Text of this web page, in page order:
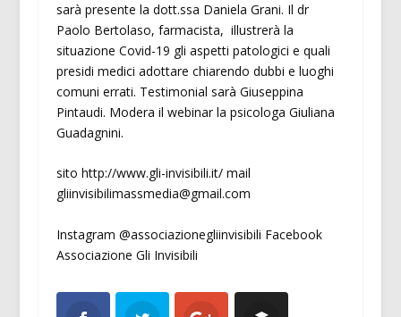
sarà presente la dott.ssa Daniela Grani. Il dr
Paolo Bertolaso, farmacista, illustrerà la
situazione Covid-19 gli aspetti patologici e quali
presidi medici adottare chiarendo dubbi e luoghi
comuni errati. Testimonial sarà Giuseppina
Pintaudi. Modera il webinar la psicologa Giuliana
Guadagnini.
sito http://www.gli-invisibili.it/ mail
gliinvisibilimassmedia@gmail.com
Instagram @associazionegliinvisibili Facebook
Associazione Gli Invisibili